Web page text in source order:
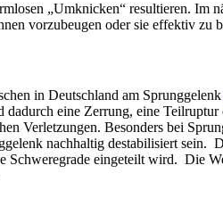
„Umknicken“ resultieren. Im
vorzubeugen oder sie effektiv zu
in Deutschland am Sprunggelenk
eine Zerrung, eine
Verletzungen. Besonders bei
nachhaltig destabilisiert sein.
Schweregrade eingeteilt wird. Die